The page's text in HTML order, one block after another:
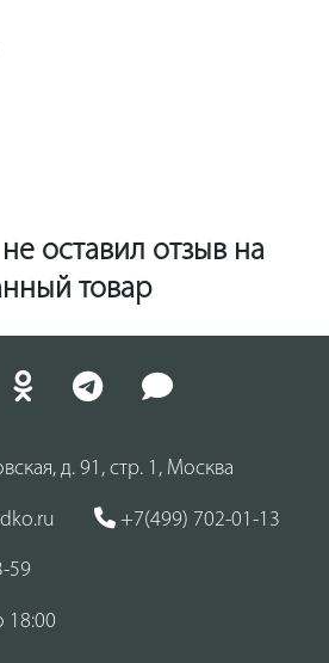
оставил отзыв на
товар
д. 91, стр. 1, Москва
+7(499) 702-01-13
59
18:00